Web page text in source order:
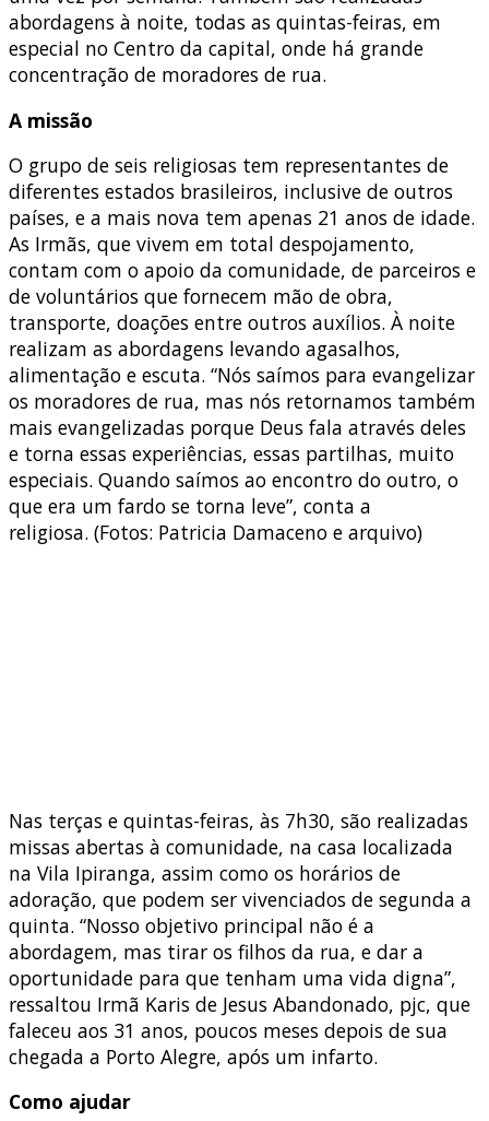
abordagens à noite, todas as quintas-feiras, em
especial no Centro da capital, onde há grande
concentração de moradores de rua.
A missão
O grupo de seis religiosas tem representantes de
diferentes estados brasileiros, inclusive de outros
países, e a mais nova tem apenas 21 anos de idade.
As Irmãs, que vivem em total despojamento,
contam com o apoio da comunidade, de parceiros e
de voluntários que fornecem mão de obra,
transporte, doações entre outros auxílios. À noite
realizam as abordagens levando agasalhos,
alimentação e escuta. “Nós saímos para evangelizar
os moradores de rua, mas nós retornamos também
mais evangelizadas porque Deus fala através deles
e torna essas experiências, essas partilhas, muito
especiais. Quando saímos ao encontro do outro, o
que era um fardo se torna leve”, conta a
religiosa. (Fotos: Patricia Damaceno e arquivo)
Nas terças e quintas-feiras, às 7h30, são realizadas
missas abertas à comunidade, na casa localizada
na Vila Ipiranga, assim como os horários de
adoração, que podem ser vivenciados de segunda a
quinta. “Nosso objetivo principal não é a
abordagem, mas tirar os filhos da rua, e dar a
oportunidade para que tenham uma vida digna”,
ressaltou Irmã Karis de Jesus Abandonado, pjc, que
faleceu aos 31 anos, poucos meses depois de sua
chegada a Porto Alegre, após um infarto.
Como ajudar